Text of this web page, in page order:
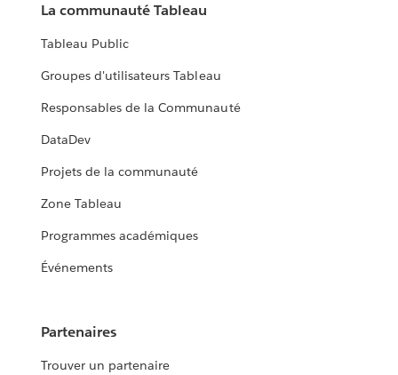
La communauté Tableau
Tableau Public
Groupes d'utilisateurs Tableau
Responsables de la Communauté
DataDev
Projets de la communauté
Zone Tableau
Programmes académiques
Événements
Partenaires
Trouver un partenaire